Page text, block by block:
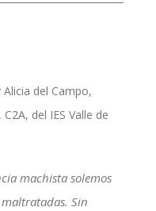
del Campo,
del IES Valle de
machista solemos
Sin